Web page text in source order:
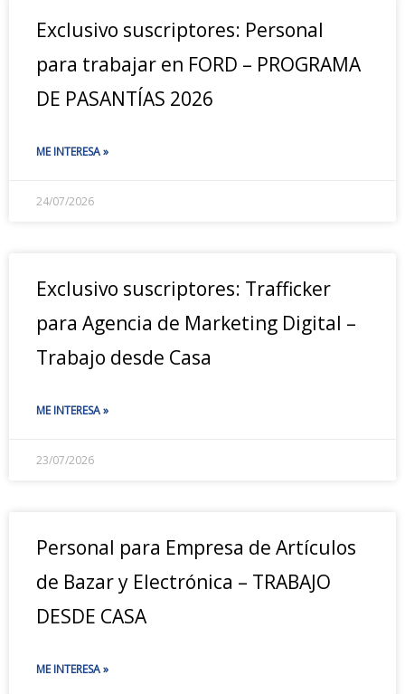
Exclusivo suscriptores: Personal
para trabajar en FORD – PROGRAMA
DE PASANTÍAS 2026
ME INTERESA »
24/07/2026
Exclusivo suscriptores: Trafficker
para Agencia de Marketing Digital –
Trabajo desde Casa
ME INTERESA »
23/07/2026
Personal para Empresa de Artículos
de Bazar y Electrónica – TRABAJO
DESDE CASA
ME INTERESA »